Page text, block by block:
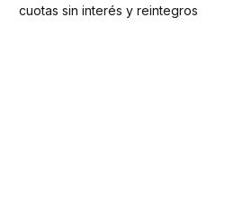
cuotas sin interés y reintegros